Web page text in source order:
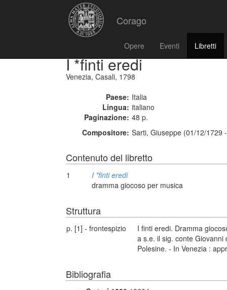
Corago
Opere Eventi Libretti
I *finti eredi
Venezia, Casali, 1798
Paese: Italia
Lingua: italiano
Paginazione: 48 p.
Compositore: Sarti, Giuseppe (01/12/1729
Contenuto del libretto
1
I *finti eredi
dramma giocoso per musica
Struttura
p. [1] - frontespizio
I finti eredi. Dramma
a s.e. il sig. conte
Polesine. - In Venezia :
Bibliografia